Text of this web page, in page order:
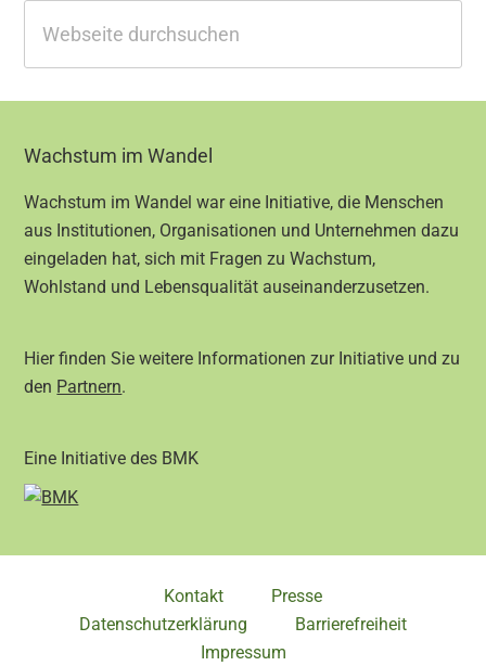
durchsuchen
Footer
Wachstum im Wandel
Wachstum im Wandel war eine Initiative, die Menschen
aus Institutionen, Organisationen und Unternehmen dazu
eingeladen hat, sich mit Fragen zu Wachstum,
Wohlstand und Lebensqualität auseinanderzusetzen.
Hier finden Sie weitere Informationen zur Initiative und zu
den Partnern.
Eine Initiative des BMK
Kontakt
Presse
Datenschutzerklärung
Barrierefreiheit
Impressum